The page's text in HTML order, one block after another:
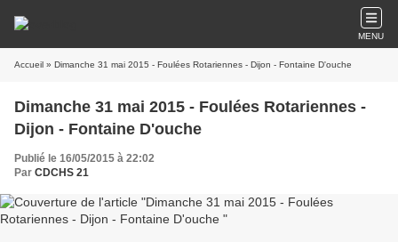
MENU
Accueil » Dimanche 31 mai 2015 - Foulées Rotariennes - Dijon - Fontaine D'ouche
Dimanche 31 mai 2015 - Foulées Rotariennes -
Dijon - Fontaine D'ouche
Publié le 16/05/2015 à 22:02
Par CDCHS 21